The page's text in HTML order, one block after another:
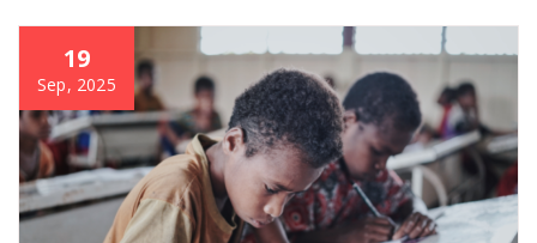
19
Sep, 2025